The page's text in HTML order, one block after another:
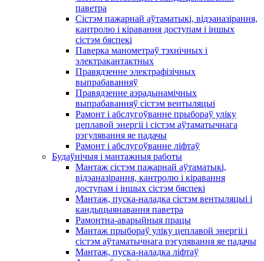
паветра
Сістэм пажарнай аўтаматыкі, відэаназірання,
кантролю і кіравання доступам і іншых
сістэм бяспекі
Паверка манометраў тэхнічных і
электракантактных
Правядзенне электрафізічных
выпрабаванняў
Правядзенне аэрадынамічных
выпрабаванняў сістэм вентыляцыі
Рамонт і абслугоўванне прыбораў уліку
цеплавой энергіі і сістэм аўтаматычнага
рэгулявання яе падачы
Рамонт і абслугоўванне ліфтаў
Будаўнічыя і мантажныя работы
Мантаж сістэм пажарнай аўтаматыкі,
відэаназірання, кантролю і кіравання
доступам і іншых сістэм бяспекі
Мантаж, пуска-наладка сістэм вентыляцыі і
кандыцыянавання паветра
Рамонтна-аварыйныя працы
Мантаж прыбораў уліку цеплавой энергіі і
сістэм аўтаматычнага рэгулявання яе падачы
Мантаж, пуска-наладка ліфтаў